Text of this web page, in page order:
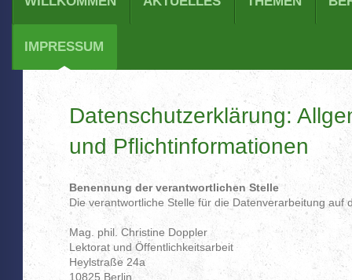
IMPRESSUM
Datenschutzerklärung:
und Pflichtinformationen
Benennung der verantwortlichen Stelle
Die verantwortliche Stelle für die Datenverarbeitung auf
Mag. phil. Christine Doppler
Lektorat und Öffentlichkeitsarbeit
Heylstraße 24a
10825 Berlin